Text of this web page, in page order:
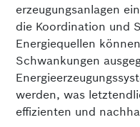
erzeugungs­anlagen
die Koordination und
Energiequellen
Schwankungen
werden, was
effizienten und